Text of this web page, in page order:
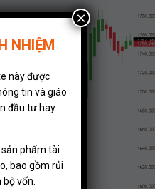
NHIỆM
này được
tin và giáo
đầu tư hay
sản phẩm tài
bao gồm rủi
vốn.
×